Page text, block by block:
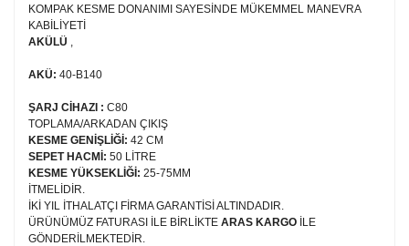
KOMPAK KESME DONANIMI SAYESİNDE MÜKEMMEL MANEVRA
KABİLİYETİ
AKÜLÜ ,
AKÜ: 40-B140
ŞARJ CİHAZI : C80
TOPLAMA/ARKADAN ÇIKIŞ
KESME GENİŞLİĞİ: 42 CM
SEPET HACMİ: 50 LİTRE
KESME YÜKSEKLİĞİ: 25-75MM
İTMELİDİR.
İKİ YIL İTHALATÇI FİRMA GARANTİSİ ALTINDADIR.
ÜRÜNÜMÜZ FATURASI İLE BİRLİKTE ARAS KARGO İLE
GÖNDERİLMEKTEDİR.